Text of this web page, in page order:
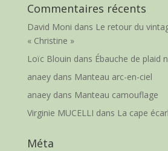
Commentaires récents
David Moni dans Le retour du
« Christine »
Loïc Blouin dans Ébauche de plaid
anaeydans Manteau arc-en-ciel
anaeydans Manteau camouflage
Virginie MUCELLI dans La cape
Méta